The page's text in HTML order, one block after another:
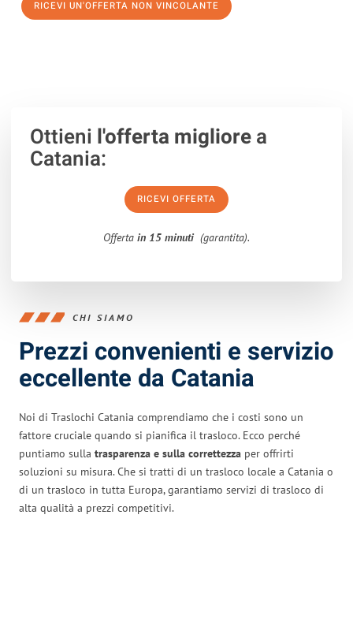
RICEVI UN'OFFERTA NON VINCOLANTE
Ottieni l'offerta migliorea
Catania:
RICEVI OFFERTA
Offerta in 15 minuti (garantita).
CHI SIAMO
Prezzi convenienti e servizio
eccellente da Catania
Noi di Traslochi Catania comprendiamo che i costi sono un
fattore cruciale quando si pianifica il trasloco. Ecco perché
puntiamo sulla trasparenza e sulla correttezza per offrirti
soluzioni su misura. Che si tratti di un trasloco locale a Catania o
di un trasloco in tutta Europa, garantiamo servizi di trasloco di
alta qualità a prezzi competitivi.